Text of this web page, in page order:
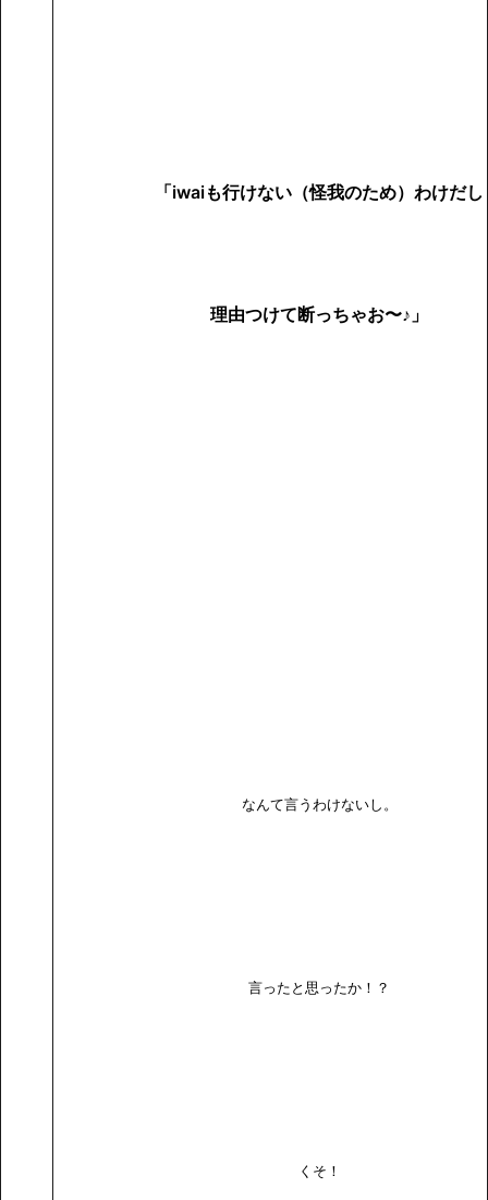
「iwaiも行けない（怪我のため）わけだし
理由つけて断っちゃお〜♪」
なんて言うわけないし。
言ったと思ったか！？
くそ！